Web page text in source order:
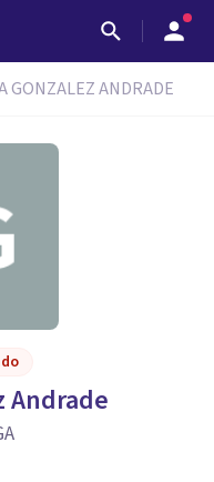
GONZALEZ ANDRADE
Andrade